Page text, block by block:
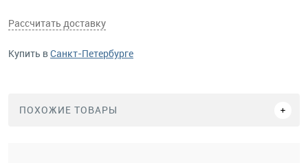
Рассчитать доставку
Купить вСанкт-Петербурге
ПОХОЖИЕ ТОВАРЫ